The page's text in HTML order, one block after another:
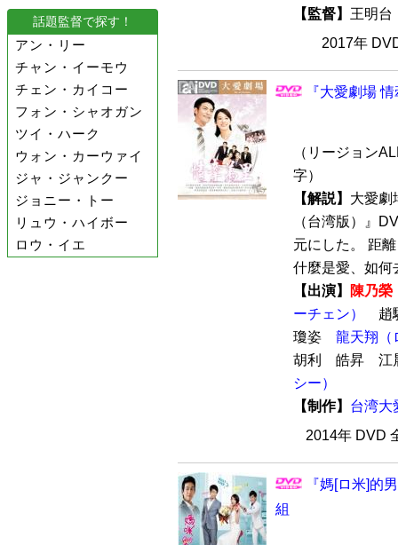
話題監督で探す！
アン・リー
チャン・イーモウ
チェン・カイコー
フォン・シャオガン
ツイ・ハーク
ウォン・カーウァイ
ジャ・ジャンクー
ジョニー・トー
リュウ・ハイボー
ロウ・イエ
【監督】 王明
2017年
『大愛劇場
（リージョン
字）
【解説】 大愛劇
（台湾版）』
元にした。 距
什麼是愛、如何
【出演】
陳乃榮
ーチェン）
趙
瓊姿 龍天翔（
胡利 皓昇
シー）
【制作】 台湾大
2014年 DVD
『媽[ロ米]的
組